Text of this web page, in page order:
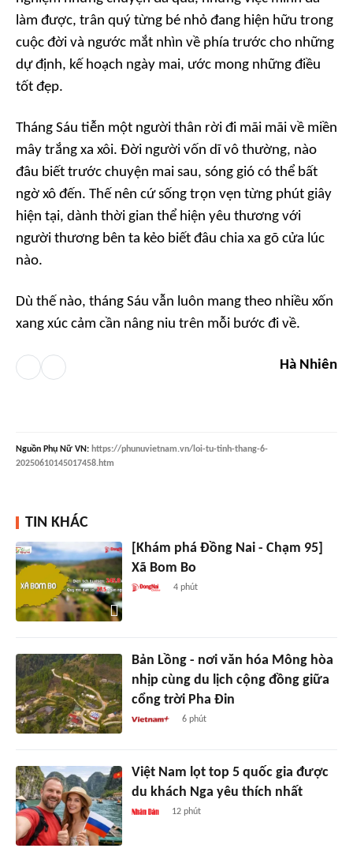
làm được, trân quý từng bé nhỏ đang hiện hữu trong
cuộc đời và ngước mắt nhìn về phía trước cho những
dự định, kế hoạch ngày mai, ước mong những điều
tốt đẹp.
Tháng Sáu tiễn một người thân rời đi mãi mãi về miền
mây trắng xa xôi. Đời người vốn dĩ vô thường, nào
đâu biết trước chuyện mai sau, sóng gió có thể bất
ngờ xô đến. Thế nên cứ sống trọn vẹn từng phút giây
hiện tại, dành thời gian thể hiện yêu thương với
người thương bên ta kẻo biết đâu chia xa gõ cửa lúc
nào.
Dù thế nào, tháng Sáu vẫn luôn mang theo nhiều xốn
xang xúc cảm cần nâng niu trên mỗi bước đi về.
Hà Nhiên
Nguồn Phụ Nữ VN: https://phunuvietnam.vn/loi-tu-tinh-thang-6-
20250610145017458.htm
TIN KHÁC
[Khám phá Đồng Nai - Chạm 95]
Xã Bom Bo
4 phút
Bản Lồng - nơi văn hóa Mông hòa
nhịp cùng du lịch cộng đồng giữa
cổng trời Pha Đin
6 phút
Việt Nam lọt top 5 quốc gia được
du khách Nga yêu thích nhất
12 phút